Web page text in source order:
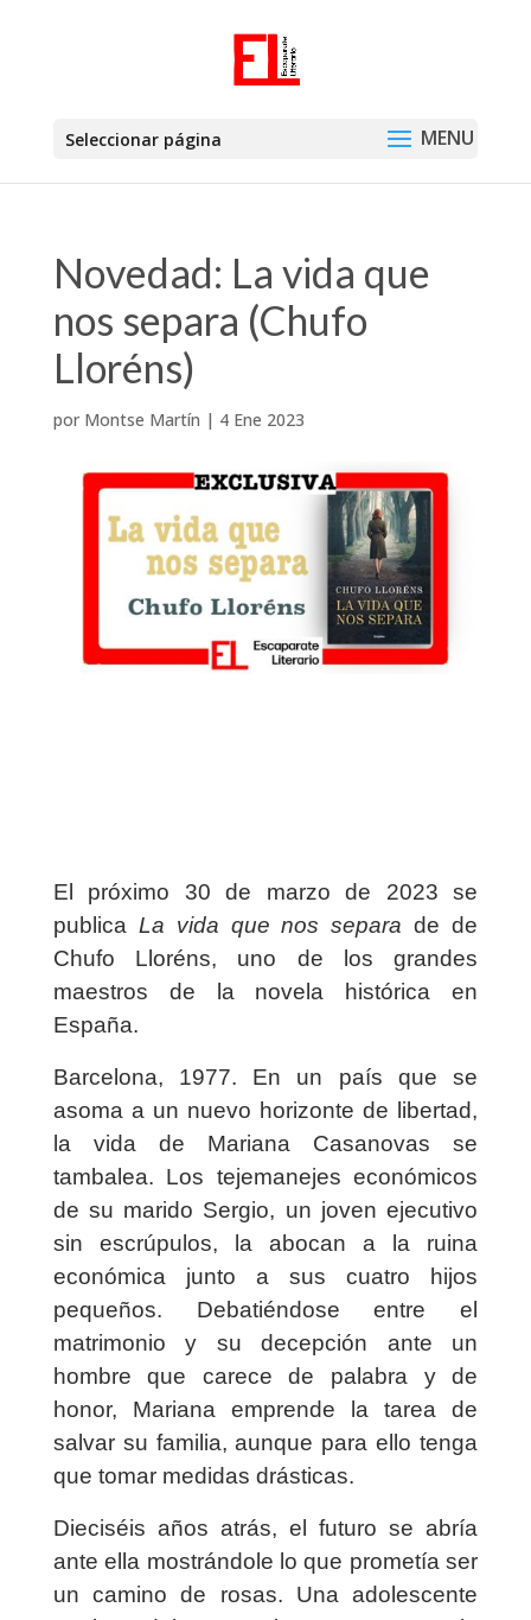
Seleccionar página
Novedad: La vida que
nos separa (Chufo
Lloréns)
por Montse Martín | 4 Ene 2023
El próximo 30 de marzo de 2023 se
publica La vida que nos separa de de
Chufo Lloréns, uno de los grandes
maestros de la novela histórica en
España.
Barcelona, 1977. En un país que se
asoma a un nuevo horizonte de libertad,
la vida de Mariana Casanovas se
tambalea. Los tejemanejes económicos
de su marido Sergio, un joven ejecutivo
sin escrúpulos, la abocan a la ruina
económica junto a sus cuatro hijos
pequeños. Debatiéndose entre el
matrimonio y su decepción ante un
hombre que carece de palabra y de
honor, Mariana emprende la tarea de
salvar su familia, aunque para ello tenga
que tomar medidas drásticas.
Dieciséis años atrás, el futuro se abría
ante ella mostrándole lo que prometía ser
un camino de rosas. Una adolescente